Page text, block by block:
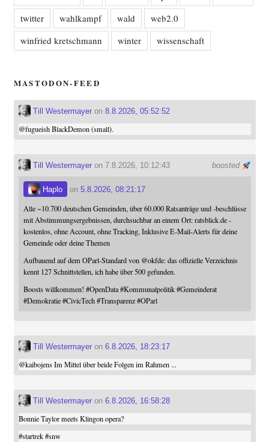
twitter
wahlkampf wald
web2.0
winfried kretschmann
winter wissenschaft
MASTODON-FEED
Till Westermayeron 8.8.2026, 05:52:52
@fugueishBlackDemon (small).
boosted
Till Westermayeron 7.8.2026, 10:12:43
Haplo on 5.8.2026, 08:21:17
Alle ~10.700 deutschen Gemeinden, über 60.000 Ratsanträge und -beschlüsse
mit Abstimmungsergebnissen, durchsuchbar an einem Ort: ratsblick.de -
kostenlos, ohne Account, ohne Tracking, Inklusive E-Mail-Alerts für deine
Gemeinde oder deine Themen
Aufbauend auf dem OParl-Standard von @okfde: das offizielle Verzeichnis
kennt 127 Schnittstellen, ich habe über 500 gefunden.
Boosts willkommen! #OpenData #Kommunalpolitik #Gemeinderat
#Demokratie #CivicTech #Transparenz #OParl
Till Westermayeron 6.8.2026, 18:23:17
@kaibojensIm Mittel über beide Folgen im Rahmen ...
Till Westermayeron 6.8.2026, 16:58:28
Bonnie Taylor meets Klingon opera?
#startrek #snw